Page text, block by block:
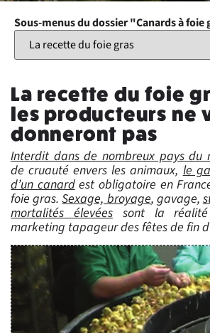
Sous-menus du dossier "Canards à foie
La recette du foie
les producteurs ne
donneront pas
Interdit dans de nombreux pays du
de cruauté envers les animaux, le
d’un canardest obligatoire en
foie gras.Sexage, broyage, gavage,
mortalités élevéessont la réalité
marketing tapageur des fêtes de fin